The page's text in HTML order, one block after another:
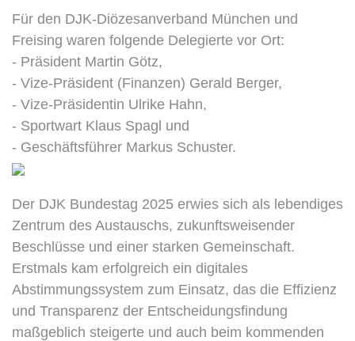
Für den DJK-Diözesanverband München und
Freising waren folgende Delegierte vor Ort:
- Präsident Martin Götz,
- Vize-Präsident (Finanzen) Gerald Berger,
- Vize-Präsidentin Ulrike Hahn,
- Sportwart Klaus Spagl und
- Geschäftsführer Markus Schuster.
Der DJK Bundestag 2025 erwies sich als lebendiges
Zentrum des Austauschs, zukunftsweisender
Beschlüsse und einer starken Gemeinschaft.
Erstmals kam erfolgreich ein digitales
Abstimmungssystem zum Einsatz, das die Effizienz
und Transparenz der Entscheidungsfindung
maßgeblich steigerte und auch beim kommenden